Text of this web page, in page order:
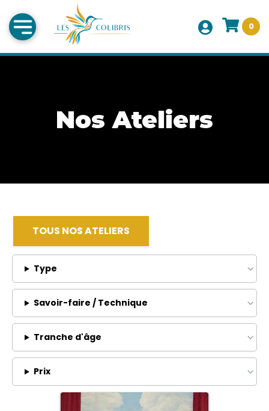
0
Nos Ateliers
TOUS NOS ATELIERS
Type
Savoir-faire / Technique
Tranche d'âge
Prix